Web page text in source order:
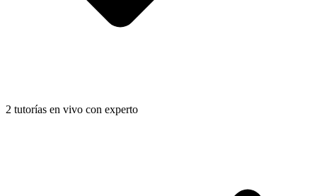
2 tutorías en vivo con experto